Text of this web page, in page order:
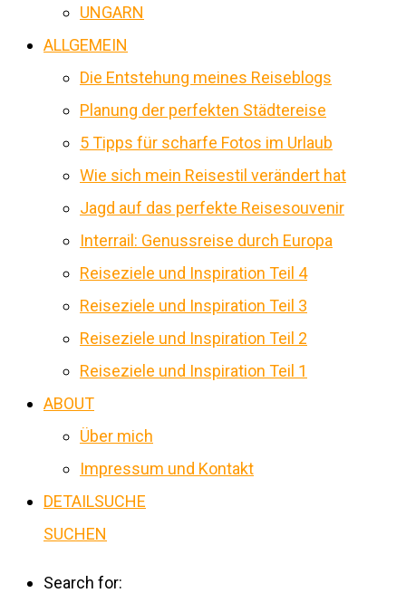
UNGARN
ALLGEMEIN
Die Entstehung meines Reiseblogs
Planung der perfekten Städtereise
5 Tipps für scharfe Fotos im Urlaub
Wie sich mein Reisestil verändert hat
Jagd auf das perfekte Reisesouvenir
Interrail: Genussreise durch Europa
Reiseziele und Inspiration Teil 4
Reiseziele und Inspiration Teil 3
Reiseziele und Inspiration Teil 2
Reiseziele und Inspiration Teil 1
ABOUT
Über mich
Impressum und Kontakt
DETAILSUCHE
SUCHEN
Search for: